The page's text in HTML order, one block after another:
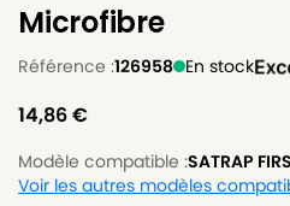
Microfibre
Référence :126958 En stock
14,86€
Modèle compatible :SATRAP
Voir les autres modèles